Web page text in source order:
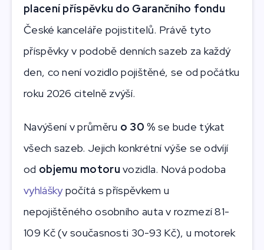
placení příspěvku do Garančního fondu
České kanceláře pojistitelů. Právě tyto
příspěvky v podobě denních sazeb za každý
den, co není vozidlo pojištěné, se od počátku
roku 2026 citelně zvýší.
Navýšení v průměru o 30 % se bude týkat
všech sazeb. Jejich konkrétní výše se odvíjí
od objemu motoru vozidla. Nová podoba
vyhláškypočítá s příspěvkem u
nepojištěného osobního auta v rozmezí 81-
109 Kč (v současnosti 30-93 Kč), u motorek